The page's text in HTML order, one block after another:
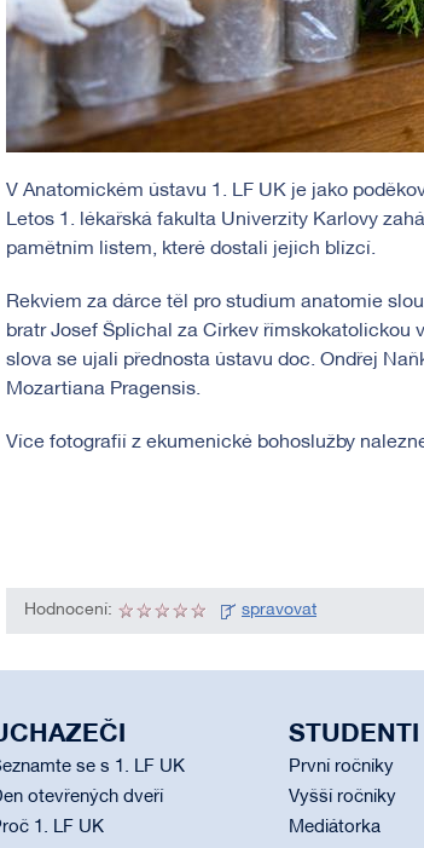
V Anatomickém ústavu 1. LF UK je jako
Letos 1. lékařská fakulta Univerzity Karlovy
pamětním listem, které dostali jejich blízcí.
Rekviem za dárce těl pro studium anatomie
bratr Josef Šplíchal za Církev římskokatolickou
slova se ujali přednosta ústavu doc. Ondřej
Mozartiana Pragensis.
Více fotografií z ekumenické bohoslužby
Hodnocení: spravovat
se s 1. LF UK
otevřených dveří
1. LF UK
STUDENTI
První ročníky
Vyšší ročníky
Mediátorka